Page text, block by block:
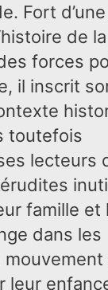
Fort
de
forces
il inscrit
toutefois
lecteurs
famille et
dans les
mouvement
leur